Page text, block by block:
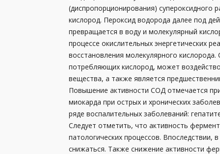
Анализы при беременности
Анализы спермы
Генетические анализы
Гормоны
Группа крови и резус-фактор
Заболевания передающиеся половым путем
Иммунология
(диспропорционирования) супероксидного
кислород. Пероксид водорода далее под
превращается в воду и молекулярный
процессе окислительных энергетических
восстановления молекулярного кислорода.
потребляющих кислород, может
вещества, а также является
Повышение активности СОД отмечается
миокарда при острых и хронических
ряде воспалительных заболеваний:
Следует отметить, что активность
патологических процессов. Впоследствии,
снижаться. Также снижение активности